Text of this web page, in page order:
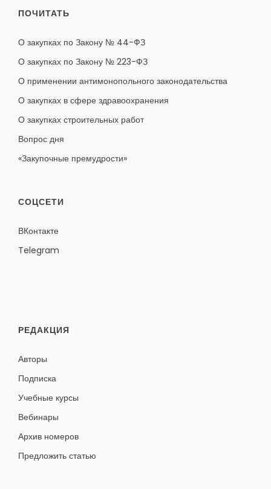
ПОЧИТАТЬ
О закупках по Закону № 44-ФЗ
О закупках по Закону № 223-ФЗ
О применении антимонопольного законодательства
О закупках в сфере здравоохранения
О закупках строительных работ
Вопрос дня
«Закупочные премудрости»
СОЦСЕТИ
ВКонтакте
Telegram
РЕДАКЦИЯ
Авторы
Подписка
Учебные курсы
Вебинары
Архив номеров
Предложить статью